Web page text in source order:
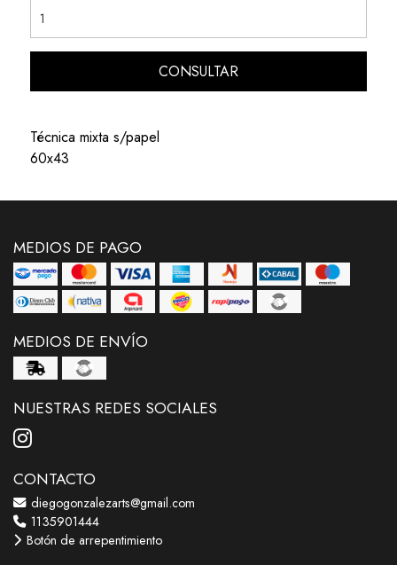
CONSULTAR
Técnica mixta s/papel
60x43
MEDIOS DE PAGO
MEDIOS DE ENVÍO
NUESTRAS REDES SOCIALES
CONTACTO
diegogonzalezarts@gmail.com
1135901444
Botón de arrepentimiento